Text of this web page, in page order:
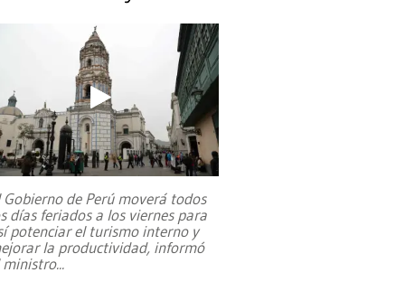
Gobierno de Perú moverá todos
días feriados a los viernes para
potenciar el turismo interno y
la productividad, informó
ministro...